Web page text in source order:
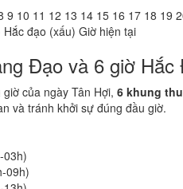
9 10 11 12 13 14 15 16 17 18 19
Hắc đạo (xấu) Giờ hiện tại
Đạo và 6 giờ Hắc
của ngày Tân Hợi, 6 khung
và tránh khởi sự đúng đầu giờ.
03h)
09h)